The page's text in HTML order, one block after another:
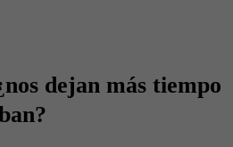
dejan más tiempo